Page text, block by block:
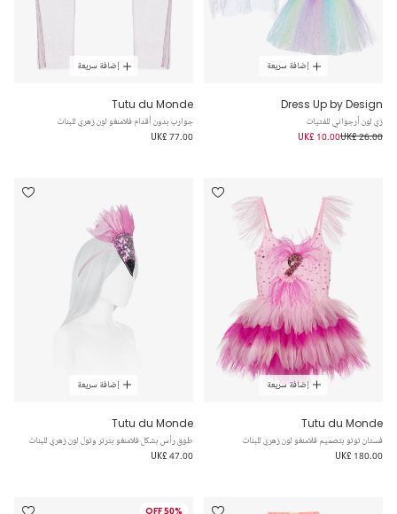
إضافة سريعة
Dress Up by Design
زي لون أرجواني للفتيات
UK£ 26.00
UK£ 10.00
إضافة سريعة
Tutu du Monde
جوارب بدون أقدام فلامنغو لون زهري للبنات
UK£ 77.00
إضافة سريعة
Tutu du Monde
فستان توتو بتصميم فلامنغو لون زهري للبنات
UK£ 180.00
إضافة سريعة
Tutu du Monde
طوق رأس بشكل فلامنغو بترتر وتول لون زهري للبنات
UK£ 47.00
50% OFF